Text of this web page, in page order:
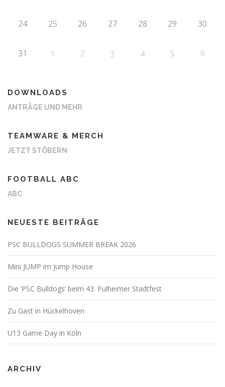
24 25 26 27 28 29 30
31 1 2 3 4 5 6
DOWNLOADS
ANTRÄGE UND MEHR
TEAMWARE & MERCH
JETZT STÖBERN
FOOTBALL ABC
ABC
NEUESTE BEITRÄGE
PSC BULLDOGS SUMMER BREAK 2026
Mini JUMP im Jump House
Die ‘PSC Bulldogs’ beim 43. Pulheimer Stadtfest
Zu Gast in Hückelhoven
U13 Game Day in Köln
ARCHIV